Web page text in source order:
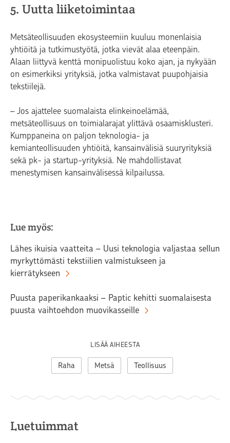
5. Uutta liiketoimintaa
Metsäteollisuuden ekosysteemiin kuuluu monenlaisia
yhtiöitä ja tutkimustyötä, jotka vievät alaa eteenpäin.
Alaan liittyvä kenttä monipuolistuu koko ajan, ja nykyään
on esimerkiksi yrityksiä, jotka valmistavat puupohjaisia
tekstiilejä.
– Jos ajattelee suomalaista elinkeinoelämää,
metsäteollisuus on toimialarajat ylittävä osaamisklusteri.
Kumppaneina on paljon teknologia- ja
kemianteollisuuden yhtiöitä, kansainvälisiä suuryrityksiä
sekä pk- ja startup-yrityksiä. Ne mahdollistavat
menestymisen kansainvälisessä kilpailussa.
Lue myös:
Lähes ikuisia vaatteita – Uusi teknologia valjastaa sellun
myrkyttömästi tekstiilien valmistukseen ja
kierrätykseen
Puusta paperikankaaksi – Paptic kehitti suomalaisesta
puusta vaihtoehdon muovikasseille
LISÄÄ AIHEESTA
Raha Metsä Teollisuus
Luetuimmat